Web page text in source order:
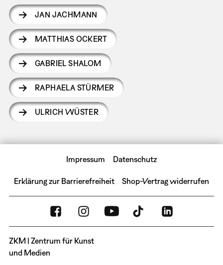
JAN JACHMANN
MATTHIAS OCKERT
GABRIEL SHALOM
RAPHAELA STÜRMER
ULRICH WÜSTER
Impressum Datenschutz
Erklärung zur Barrierefreiheit Shop-Vertrag widerrufen
ZKM | Zentrum für Kunst
und Medien